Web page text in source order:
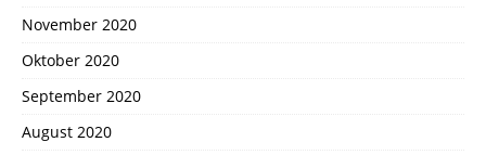
November 2020
Oktober 2020
September 2020
August 2020